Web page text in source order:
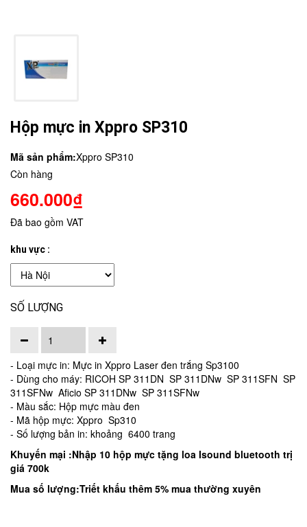
Hộp mực in Xppro SP310
Mã sản phẩm:Xppro SP310
Còn hàng
660.000₫
Đã bao gồm VAT
khu vực :
SỐ LƯỢNG
- Loại mực in: Mực in Xppro Laser đen trắng Sp3100
- Dùng cho máy: RICOH SP 311DN SP 311DNw SP 311SFN SP
311SFNw Aficio SP 311DNw SP 311SFNw
- Màu sắc: Hộp mực màu đen
- Mã hộp mực: Xppro Sp310
- Số lượng bản in: khoảng 6400 trang
Khuyến mại :Nhập 10 hộp mực tặng loa Isound bluetooth trị
giá 700k
Mua số lượng:Triết khấu thêm 5% mua thường xuyên